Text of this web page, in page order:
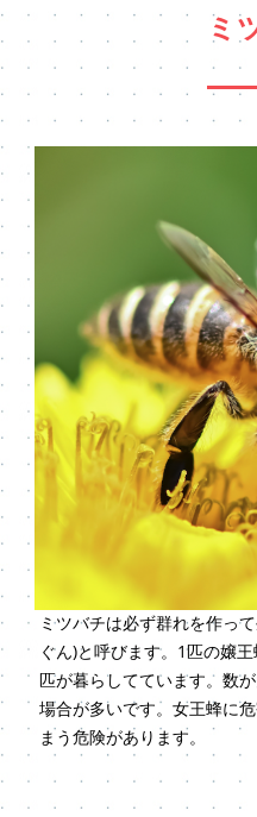
ミ
ミツバチは必ず群れを作っ
ぐん)と呼びます。1匹の嬢
匹が暮らしてています。数
場合が多いです。女王蜂に
まう危険があります。